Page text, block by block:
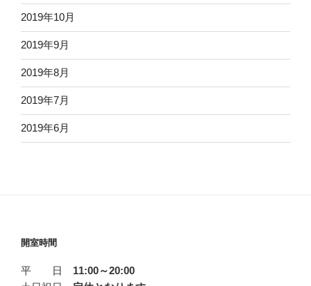
2019年10月
2019年9月
2019年8月
2019年7月
2019年6月
開室時間
平 日 11:00～20:00